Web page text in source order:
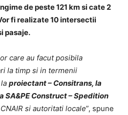
de peste 121 km si cate 2
fi realizate 10 intersectii
pasaje.
care au facut posibila
la timp si in termenii
proiectant – Consitrans, la
SA&PE Construct – Spedition
si autoritati locale”, spune